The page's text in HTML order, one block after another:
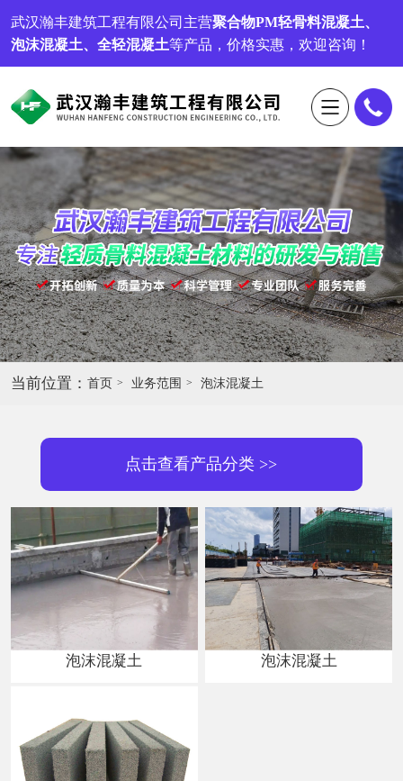
武汉瀚丰建筑工程有限公司 主营聚合物PM轻骨料混凝土、
泡沫混凝土、全轻混凝土等产品，价格实惠，欢迎咨询！
当前位置： 首页 业务范围 泡沫混凝土
点击查看产品分类 >>
泡沫混凝土 泡沫混凝土